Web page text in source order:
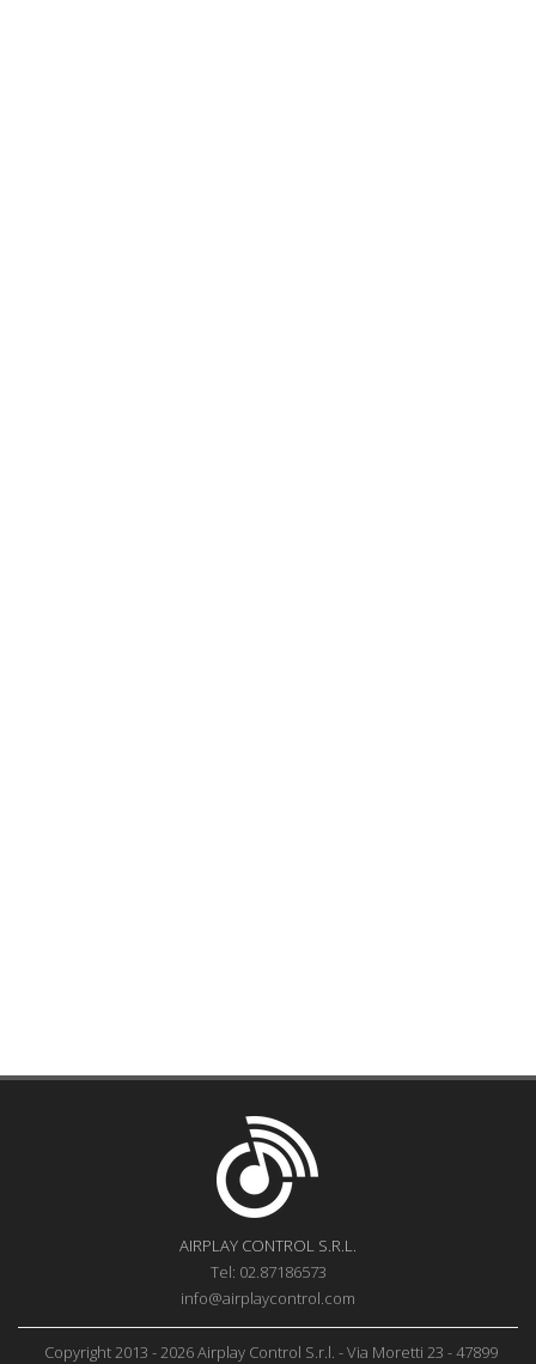
AIRPLAY CONTROL S.R.L.
Tel: 02.87186573
info@airplaycontrol.com
Copyright 2013 - 2026 Airplay Control S.r.l. - Via Moretti 23 - 47899